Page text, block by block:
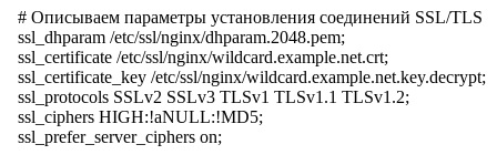
# Описываем параметры установления соединений SSL/TLS
ssl_dhparam /etc/ssl/nginx/dhparam.2048.pem;
ssl_certificate /etc/ssl/nginx/wildcard.example.net.crt;
ssl_certificate_key /etc/ssl/nginx/wildcard.example.net.key.decrypt;
ssl_protocols SSLv2 SSLv3 TLSv1 TLSv1.1 TLSv1.2;
ssl_ciphers HIGH:!aNULL:!MD5;
ssl_prefer_server_ciphers on;